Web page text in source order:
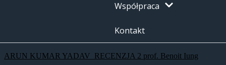
Współpraca
Kontakt
ARUN KUMAR YADAV_RECENZJA 2 prof. Benoit Iung